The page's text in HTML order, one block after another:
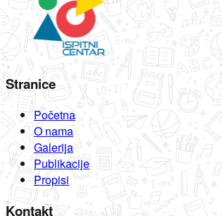
Stranice
Početna
O nama
Galerija
Publikacije
Propisi
Kontakt